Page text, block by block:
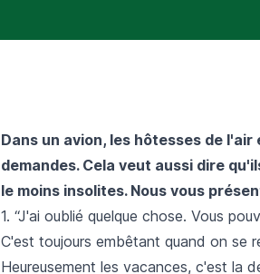
Dans un avion, les hôtesses de
demandes. Cela veut aussi dire
le moins insolites. Nous vous
1. “J'ai oublié quelque chose. Vous
C'est toujours embêtant quand on se
Heureusement les vacances, c'est la